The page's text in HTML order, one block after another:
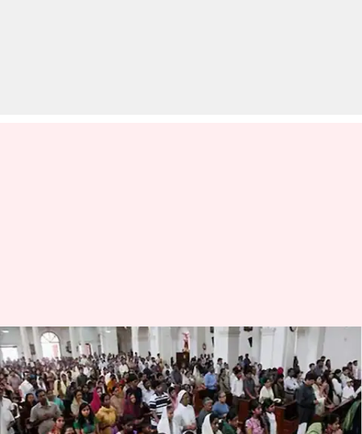
புனித வெள்ளி ஏன் Good
Friday என்று
அழைக்கப்படுகிறது
தெரியுமா?